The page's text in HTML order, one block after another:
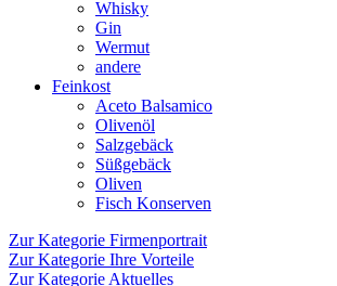
Whisky
Gin
Wermut
andere
Feinkost
Aceto Balsamico
Olivenöl
Salzgebäck
Süßgebäck
Oliven
Fisch Konserven
Zur Kategorie Firmenportrait
Zur Kategorie Ihre Vorteile
Zur Kategorie Aktuelles